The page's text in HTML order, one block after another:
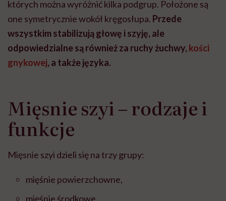
których można wyróżnić kilka podgrup. Położone są
one symetrycznie wokół kręgosłupa. Przede
wszystkim stabilizują głowę i szyję, ale
odpowiedzialne są również za ruchy żuchwy, kości
gnykowej, a także języka.
Mięsnie szyi – rodzaje i
funkcje
Mięsnie szyi dzieli się na trzy grupy:
mięśnie powierzchowne,
mięśnie środkowe,